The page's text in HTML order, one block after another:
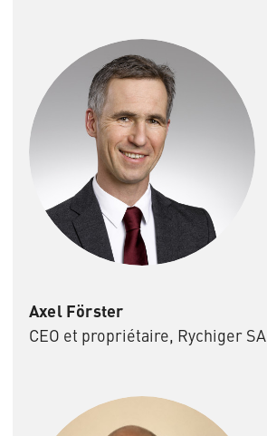
Axel Förster
CEO et propriétaire, Rychiger SA